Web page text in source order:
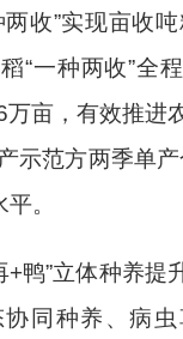
两收”实现亩收
“一种两收”全
万亩，有效推进
示范方两季单
。
+鸭”立体种养提
同种养、病